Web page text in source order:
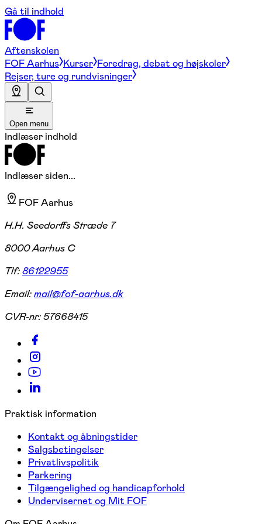
Gå til indhold
Aftenskolen
FOF Aarhus Kurser Foredrag, debat og højskoler
Rejser, ture og rundvisninger
Open menu
Indlæser indhold
Indlæser siden...
FOF Aarhus
H.H. Seedorffs Stræde 7
8000 Aarhus C
Tlf:86122955
Email:mail@fof-aarhus.dk
CVR-nr:57668415
Praktisk information
Kontakt og åbningstider
Salgsbetingelser
Privatlivspolitik
Parkering
Tilgængelighed og handicapforhold
Undervisernet og Mit FOF